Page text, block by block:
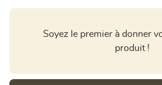
Soyez le premier à donner
produit !